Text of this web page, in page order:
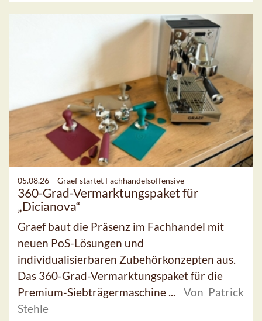
05.08.26 – Graef startet Fachhandelsoffensive
360-Grad-Vermarktungspaket für
„Dicianova“
Graef baut die Präsenz im Fachhandel mit
neuen PoS-Lösungen und
individualisierbaren Zubehörkonzepten aus.
Das 360-Grad-Vermarktungspaket für die
Premium-Siebträgermaschine ...
Von Patrick
Stehle